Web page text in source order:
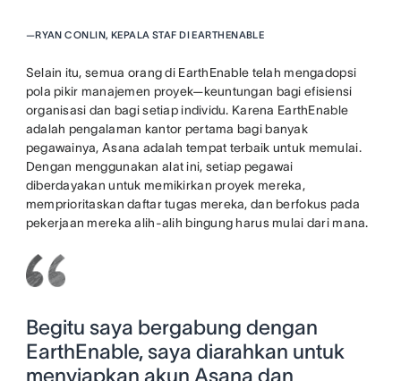
—RYAN CONLIN, KEPALA STAF DI EARTHENABLE
Selain itu, semua orang di EarthEnable telah mengadopsi
pola pikir manajemen proyek—keuntungan bagi efisiensi
organisasi dan bagi setiap individu. Karena EarthEnable
adalah pengalaman kantor pertama bagi banyak
pegawainya, Asana adalah tempat terbaik untuk memulai.
Dengan menggunakan alat ini, setiap pegawai
diberdayakan untuk memikirkan proyek mereka,
memprioritaskan daftar tugas mereka, dan berfokus pada
pekerjaan mereka alih-alih bingung harus mulai dari mana.
Begitu saya bergabung dengan
EarthEnable, saya diarahkan untuk
menyiapkan akun Asana dan